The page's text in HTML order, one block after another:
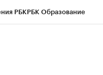
РБКРБК Образование